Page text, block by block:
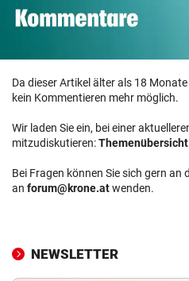
Da dieser Artikel älter als 18
kein Kommentieren mehr möglich.
Wir laden Sie ein, bei einer
mitzudiskutieren:Themenübersicht
Bei Fragen können Sie sich gern
an forum@krone.atwenden.
NEWSLETTER